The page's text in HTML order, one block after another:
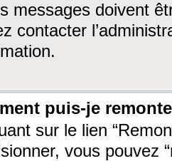
messages doivent
contacter
puis-je
sur le lien
vous pouvez